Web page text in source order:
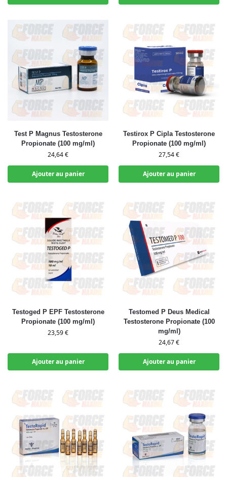
Test P Magnus Testosterone
Propionate (100 mg/ml)
24,64€
Ajouter au panier
Testirox P Cipla Testosterone
Propionate (100 mg/ml)
27,54€
Ajouter au panier
Testoged P EPF Testosterone
Propionate (100 mg/ml)
23,59€
Ajouter au panier
Testomed P Deus Medical
Testosterone Propionate (100
mg/ml)
24,67€
Ajouter au panier